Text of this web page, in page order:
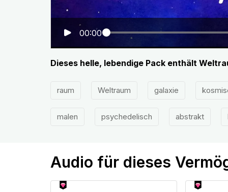
00:00
Dieses helle, lebendige Pack enthält
raum Weltraum galaxie
malen psychedelisch abstrakt
Audio für dieses